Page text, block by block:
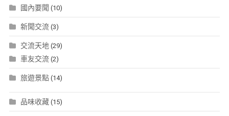
國內要聞 (10)
新聞交流(3)
交流天地(29)
車友交流(2)
旅遊景點(14)
品味收藏(15)